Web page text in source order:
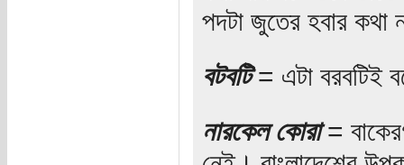
পদটা জুতের হবার কথা
বটবটি= এটা বরবটিই
নারকেল কোরা=